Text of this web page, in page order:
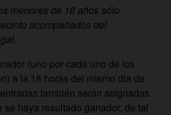
menores de 16 años sólo
acompañados del
(uno por cada uno de los
a la 18 horas del mismo día de
también serán asignadas
haya resultado ganador, de tal